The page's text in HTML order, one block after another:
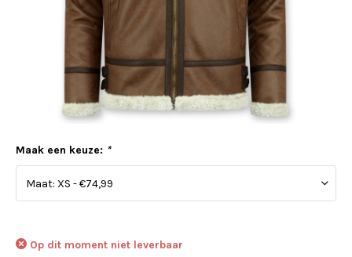
Maak een keuze: *
Op dit moment niet leverbaar